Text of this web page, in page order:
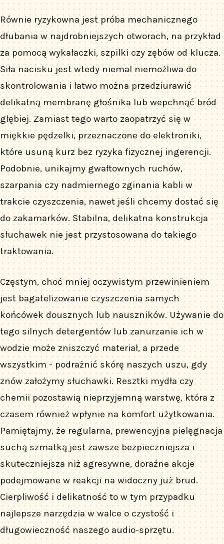
Równie ryzykowna jest próba mechanicznego
dłubania w najdrobniejszych otworach, na przykład
za pomocą wykałaczki, szpilki czy zębów od klucza.
Siła nacisku jest wtedy niemal niemożliwa do
skontrolowania i łatwo można przedziurawić
delikatną membranę głośnika lub wepchnąć bród
głębiej. Zamiast tego warto zaopatrzyć się w
miękkie pędzelki, przeznaczone do elektroniki,
które usuną kurz bez ryzyka fizycznej ingerencji.
Podobnie, unikajmy gwałtownych ruchów,
szarpania czy nadmiernego zginania kabli w
trakcie czyszczenia, nawet jeśli chcemy dostać się
do zakamarków. Stabilna, delikatna konstrukcja
słuchawek nie jest przystosowana do takiego
traktowania.
Częstym, choć mniej oczywistym przewinieniem
jest bagatelizowanie czyszczenia samych
końcówek dousznych lub nauszników. Używanie do
tego silnych detergentów lub zanurzanie ich w
wodzie może zniszczyć materiał, a przede
wszystkim - podrażnić skórę naszych uszu, gdy
znów założymy słuchawki. Resztki mydła czy
chemii pozostawią nieprzyjemną warstwę, która z
czasem również wpłynie na komfort użytkowania.
Pamiętajmy, że regularna, prewencyjna pielęgnacja
suchą szmatką jest zawsze bezpieczniejsza i
skuteczniejsza niż agresywne, doraźne akcje
podejmowane w reakcji na widoczny już brud.
Cierpliwość i delikatność to w tym przypadku
najlepsze narzędzia w walce o czystość i
długowieczność naszego audio-sprzętu.